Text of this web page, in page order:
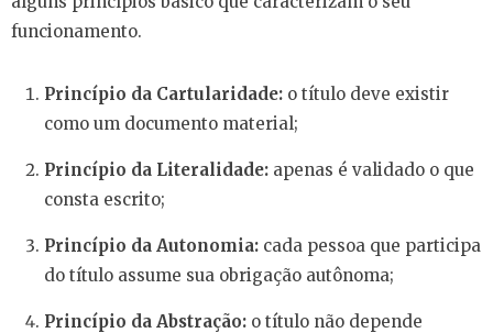
funcionamento.
Princípio da Cartularidade: o título deve existir
como um documento material;
Princípio da Literalidade: apenas é validado o que
consta escrito;
Princípio da Autonomia: cada pessoa que participa
do título assume sua obrigação autônoma;
Princípio da Abstração: o título não depende